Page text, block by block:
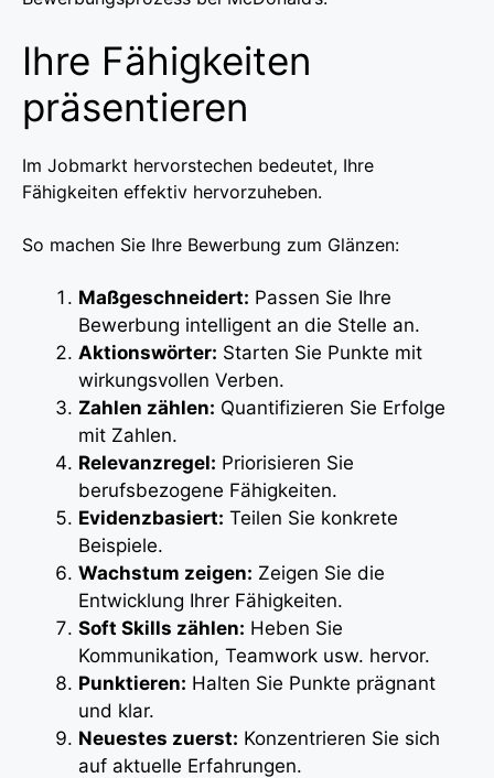
Ihre Fähigkeiten
präsentieren
Im Jobmarkt hervorstechen bedeutet, Ihre
Fähigkeiten effektiv hervorzuheben.
So machen Sie Ihre Bewerbung zum Glänzen:
Maßgeschneidert: Passen Sie Ihre
Bewerbung intelligent an die Stelle an.
Aktionswörter: Starten Sie Punkte mit
wirkungsvollen Verben.
Zahlen zählen: Quantifizieren Sie Erfolge
mit Zahlen.
Relevanzregel: Priorisieren Sie
berufsbezogene Fähigkeiten.
Evidenzbasiert: Teilen Sie konkrete
Beispiele.
Wachstum zeigen: Zeigen Sie die
Entwicklung Ihrer Fähigkeiten.
Soft Skills zählen: Heben Sie
Kommunikation, Teamwork usw. hervor.
Punktieren: Halten Sie Punkte prägnant
und klar.
Neuestes zuerst: Konzentrieren Sie sich
auf aktuelle Erfahrungen.